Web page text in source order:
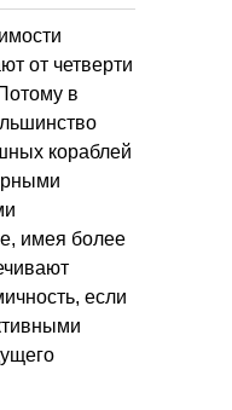
от четверти
в
кораблей
имея более
если